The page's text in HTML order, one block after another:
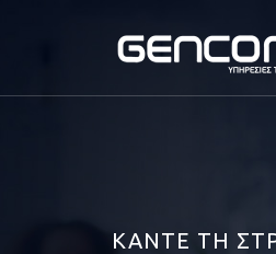
ΚΑΝΤΕ ΤΗ